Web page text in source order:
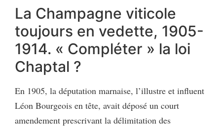
La Champagne viticole
toujours en vedette, 1905-
1914. « Compléter » la loi
Chaptal ?
En 1905, la députation marnaise, l’illustre et influent
Léon Bourgeois en tête, avait déposé un court
amendement prescrivant la délimitation des